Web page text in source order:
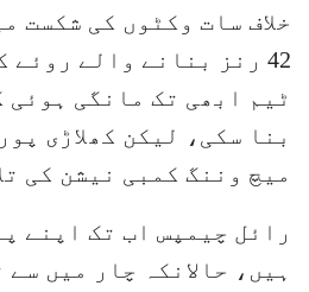
42 رنز بنانے والے روئے
ٹیم ابھی تک مانگی ہوئی
بنا سکی، لیکن کھلاڑی
میچ وننگ کمبی نیشن کی
رائل چیمپس اب تک اپنے
ہیں، حالانکہ چار میں